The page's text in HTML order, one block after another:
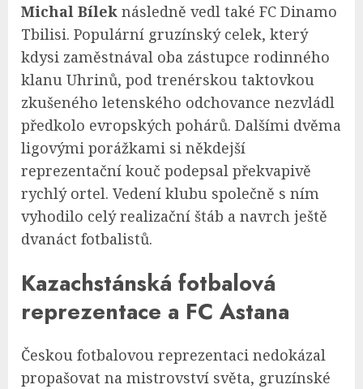
Michal Bílek následně vedl také FC Dinamo
Tbilisi. Populární gruzínský celek, který
kdysi zaměstnával oba zástupce rodinného
klanu Uhrinů, pod trenérskou taktovkou
zkušeného letenského odchovance nezvládl
předkolo evropských pohárů. Dalšími dvěma
ligovými porážkami si někdejší
reprezentační kouč podepsal překvapivě
rychlý ortel. Vedení klubu společně s ním
vyhodilo celý realizační štáb a navrch ještě
dvanáct fotbalistů.
Kazachstánská fotbalová
reprezentace a FC Astana
Českou fotbalovou reprezentaci nedokázal
propašovat na mistrovství světa, gruzínské